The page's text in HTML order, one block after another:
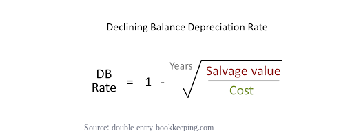
Source: double-entry-bookkeeping.com